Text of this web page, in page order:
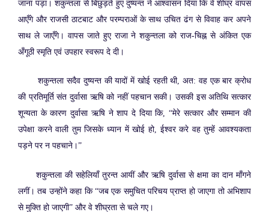
जाना पड़ा। शकुन्तला से बिछुड़ते हुए दुष्यन्त ने आश्वासन दिया कि वे शीघ्र वापस
आएँगे और राजसी ठाटबाट और परम्पराओं के साथ उचित ढंग से विवाह कर अपने
साथ ले जाएँगे। वापस जाते हुए राजा ने शकुन्तला को राज-चिह्न से अंकित एक
अँगूठी स्मृति एवं उपहार स्वरूप दे दी।
शकुन्तला सदैव दुष्यन्त की यादों में खोई रहती थी, अत: वह एक बार क्रोध
की प्रतिमूर्ति संत दुर्वासा ऋषि को नहीं पहचान सकी। उसकी इस अतिथि सत्कार
शून्यता के कारण दुर्वासा ऋषि ने शाप दे दिया कि, “मेरे सत्कार और सम्मान की
उपेक्षा करने वाली तुम जिसके ध्यान में खोई हो, ईश्वर करे वह तुम्हें आवश्यकता
पड़ने पर न पहचाने।”
शकुन्तला की सहेलियाँ तुरन्त आयीं और ऋषि दुर्वासा से क्षमा का दान माँगने
लगीं। तब उन्होंने कहा कि “जब एक समुचित परिचय प्राप्त हो जाएगा तो अभिशाप
से मुक्ति हो जाएगी” और वे शीघ्रता से चले गए।